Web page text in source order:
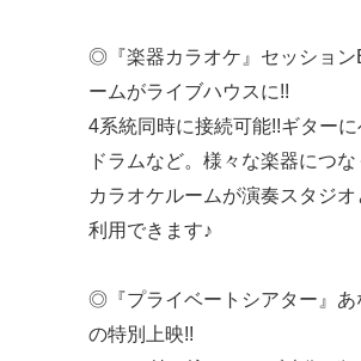
◎『楽器カラオケ』セッション
ームがライブハウスに!!
4系統同時に接続可能!!ギターに
ドラムなど。様々な楽器につ
カラオケルームが演奏スタジ
利用できます♪
◎『プライベートシアター』あ
の特別上映!!